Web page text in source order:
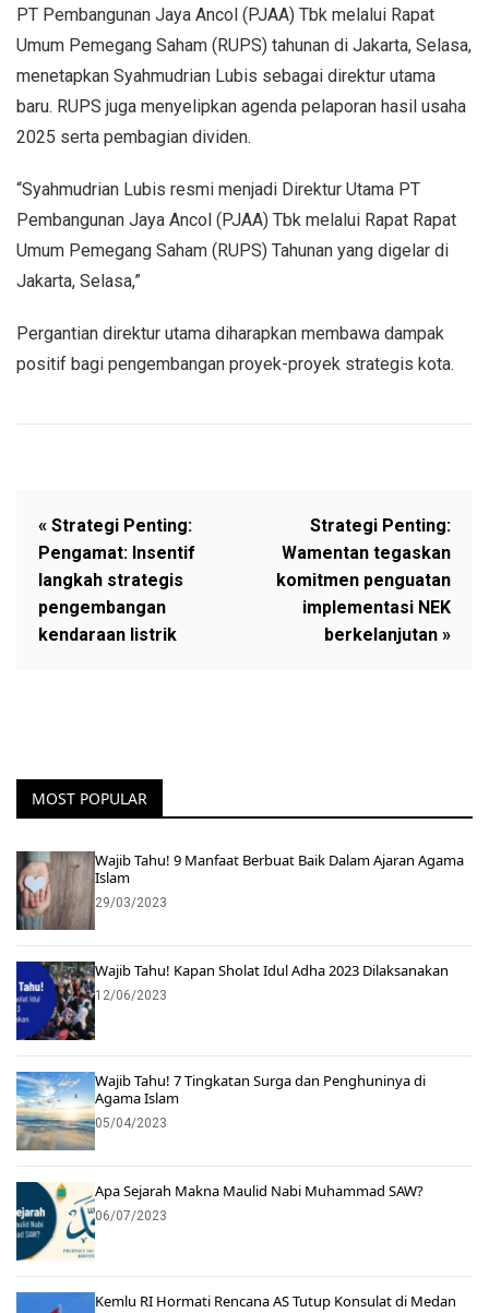
PT Pembangunan Jaya Ancol (PJAA) Tbk melalui Rapat
Umum Pemegang Saham (RUPS) tahunan di Jakarta, Selasa,
menetapkan Syahmudrian Lubis sebagai direktur utama
baru. RUPS juga menyelipkan agenda pelaporan hasil usaha
2025 serta pembagian dividen.
“Syahmudrian Lubis resmi menjadi Direktur Utama PT
Pembangunan Jaya Ancol (PJAA) Tbk melalui Rapat Rapat
Umum Pemegang Saham (RUPS) Tahunan yang digelar di
Jakarta, Selasa,”
Pergantian direktur utama diharapkan membawa dampak
positif bagi pengembangan proyek-proyek strategis kota.
« Strategi Penting:
Pengamat: Insentif
langkah strategis
pengembangan
kendaraan listrik
Strategi Penting:
Wamentan tegaskan
komitmen penguatan
implementasi NEK
berkelanjutan »
MOST POPULAR
Wajib Tahu! 9 Manfaat Berbuat Baik Dalam Ajaran Agama
Islam
29/03/2023
Wajib Tahu! Kapan Sholat Idul Adha 2023 Dilaksanakan
12/06/2023
Wajib Tahu! 7 Tingkatan Surga dan Penghuninya di
Agama Islam
05/04/2023
Apa Sejarah Makna Maulid Nabi Muhammad SAW?
06/07/2023
Kemlu RI Hormati Rencana AS Tutup Konsulat di Medan